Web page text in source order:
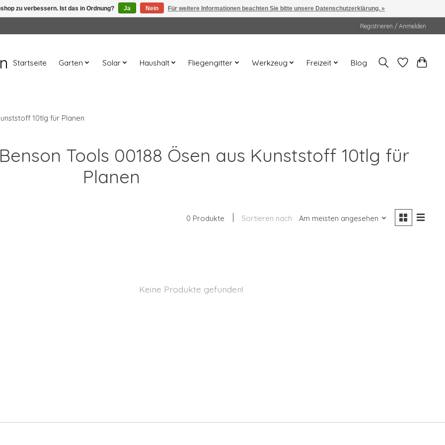
Registrieren / Anmelden
Startseite Garten Solar Haushalt Fliegengitter Werkzeug Freizeit Blog
10tlg für Planen
Tools 00188 Ösen aus Kunststoff 10tlg für
Planen
0 Produkte Sortieren nach Am meisten angesehen
Keine Produkte gefunden!
zu verbessern. Ist das in Ordnung? Ja Nein Für weitere Informationen beachten Sie bitte unsere Datenschutzerklärung. »